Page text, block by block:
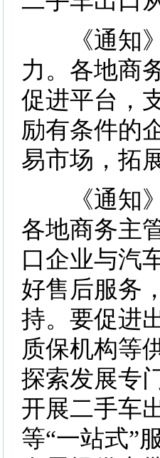
《通知》
力。各地商
促进平台，
励有条件的
易市场，拓
《通知》
各地商务主
口企业与汽
好售后服务
持。要促进
质保机构等
探索发展专
开展二手车
等“一站式”